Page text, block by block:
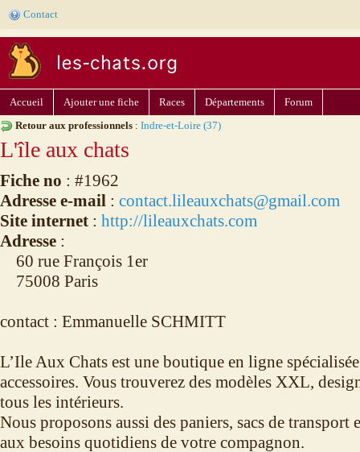
Contact
Accueil Ajouter une fiche Races Départements
Forum
Retour aux professionnels : Indre-et-Loire (37)
L'île aux chats
Fiche no : #1962
Adresse e-mail : contact.lileauxchats@gmail.com
Site internet : http://lileauxchats.com
Adresse :
60 rue François 1er
75008 Paris
contact : Emmanuelle SCHMITT
L’Ile Aux Chats est une boutique en ligne
accessoires. Vous trouverez des modèles XXL,
tous les intérieurs.
Nous proposons aussi des paniers, sacs de
aux besoins quotidiens de votre compagnon.